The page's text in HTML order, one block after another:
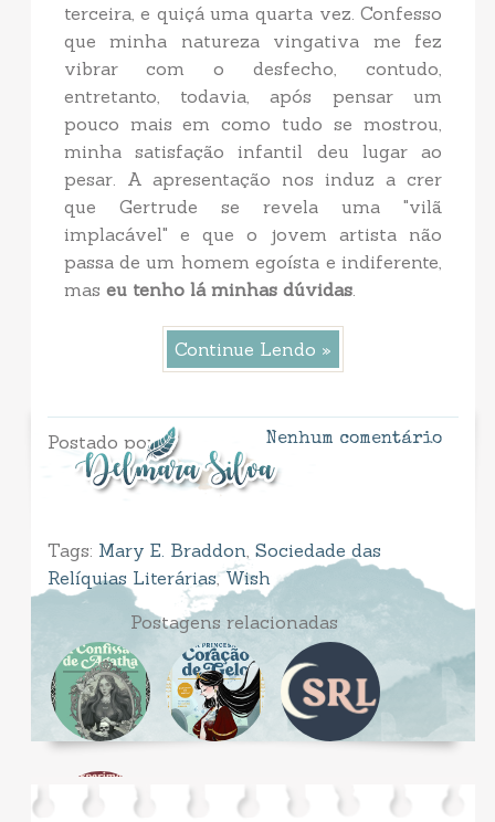
terceira, e quiçá uma quarta vez. Confesso
que minha natureza vingativa me fez
vibrar com o desfecho, contudo,
entretanto, todavia, após pensar um
pouco mais em como tudo se mostrou,
minha satisfação infantil deu lugar ao
pesar. A apresentação nos induz a crer
que Gertrude se revela uma "vilã
implacável" e que o jovem artista não
passa de um homem egoísta e indiferente,
mas eu tenho lá minhas dúvidas.
Continue Lendo »
Postado por Nenhum comentário
Tags: Mary E. Braddon Sociedade das
Relíquias Literárias,Wish
Postagens relacionadas